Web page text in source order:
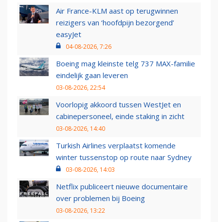
Air France-KLM aast op terugwinnen
reizigers van ‘hoofdpijn bezorgend’
easyJet
04-08-2026, 7:26
Boeing mag kleinste telg 737 MAX-familie
eindelijk gaan leveren
03-08-2026, 22:54
Voorlopig akkoord tussen WestJet en
cabinepersoneel, einde staking in zicht
03-08-2026, 14:40
Turkish Airlines verplaatst komende
winter tussenstop op route naar Sydney
03-08-2026, 14:03
Netflix publiceert nieuwe documentaire
over problemen bij Boeing
03-08-2026, 13:22